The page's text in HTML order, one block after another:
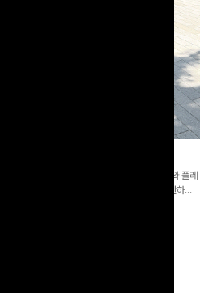
[데일리부터 여행룩까지]감각적인 레터링 티셔츠와 플레
어 핏 반바지가 함께 구성된 세트 아이템으로, 편안하면